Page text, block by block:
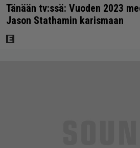
Tänään tv:ssä: Vuoden 2023
Jason Stathamin karismaan